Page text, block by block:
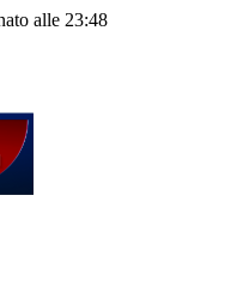
alle 23:48